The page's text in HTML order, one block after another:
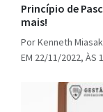
Princípio de
mais!
Por Kenneth
EM 22/11/2022, ÀS